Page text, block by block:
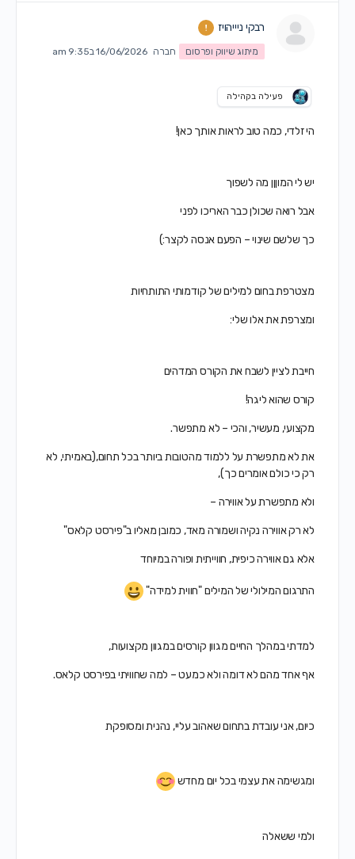
רבקי ניייהויז
מיתוג שיווק ופרסום חברה 16/06/2026 ב9:35 am
פעילה בקהילה
הי זלדי, כמה טוב לראות אותך כאן!
יש לי המוןןן מה לשפוך
אבל רואה שכולן כבר האריכו לפני
כך שלשם שינוי – הפעם אנסה לקצר:)
מצטרפת בחום למילים של קודמותי התותחיות
ומצרפת את אלו שלי:
חייבת לציין לשבח את הקורס המדהים
קורס שהוא ליגה!
מקצועי, מעשיר, והכי – לא מתפשר.
את לא מתפשרת על ללמוד מהטובות ביותר בכל תחום,(באמיתי, לא
רק כי כולם אומרים כך),
ולא מתפשרת על אווירה –
לא רק אווירה נקיה ושמורה מאד, כמובן מאליו ב"פירסט קלאס"
אלא גם אווירה כיפית, חווייתית ופורה במיוחד
התרגום המילולי של המילים "חווית למידה"
למדתי במהלך החיים מגוון קורסים במגוון מקצועות,
אף אחד מהם לא דומה ולא כמעט – למה שחוויתי בפירסט קלאס.
כיום, אני עובדת בתחום שאהוב עליי, נהנית ומסופקת
ומגשימה את עצמי בכל יום מחדש
ולמי ששאלה